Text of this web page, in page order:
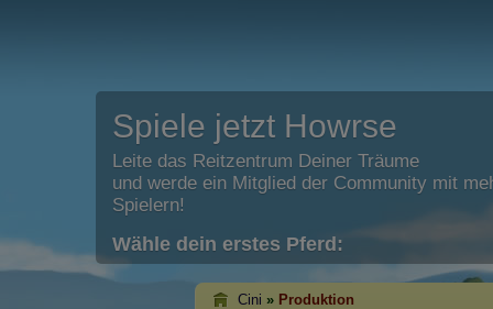
Spiele jetzt Howrse
Leite das Reitzentrum Deiner Träume
und werde ein Mitglied der Community mit
Spielern!
Wähle dein erstes Pferd:
Cini » Produktion